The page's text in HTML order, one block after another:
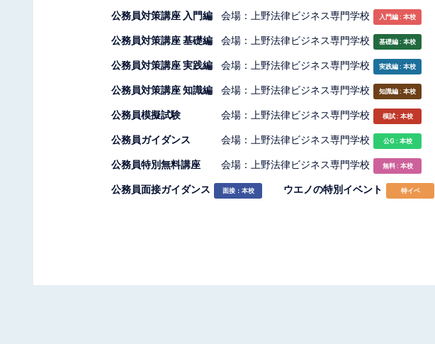
公務員対策講座 入門編 会場：上野法律ビジネス専門学校 入門編 : 本校
公務員対策講座 基礎編 会場：上野法律ビジネス専門学校 基礎編 : 本校
公務員対策講座 実践編 会場：上野法律ビジネス専門学校 実践編 : 本校
公務員対策講座 知識編 会場：上野法律ビジネス専門学校 知識編 : 本校
公務員模擬試験 会場：上野法律ビジネス専門学校 模試 : 本校
公務員ガイダンス 会場：上野法律ビジネス専門学校 公G : 本校
公務員特別無料講座 会場：上野法律ビジネス専門学校 無料 : 本校
公務員面接ガイダンス 面接：本校 ウエノの特別イベント 特イベ